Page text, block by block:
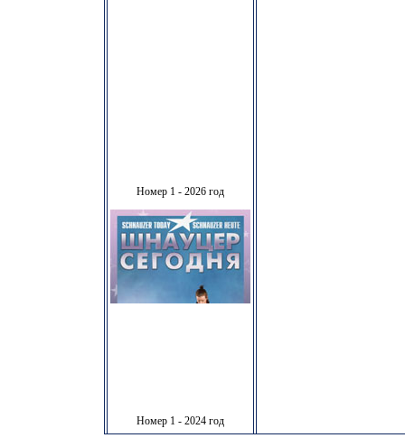
Номер 1 - 2026 год
Номер 1 - 2024 год